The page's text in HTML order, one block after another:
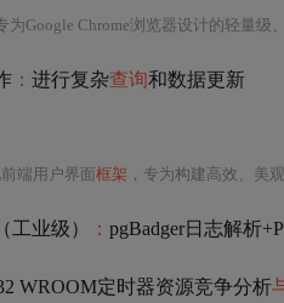
量级、高实用性扩展程序（CRX格式），其核心功能聚焦于**快速定位并重新加载用
： 进行复杂查询和数据更新
端用户界面框架 ，专为构建高效、美
工业级） ： pgBadger日志解析
WROOM定时器资源竞争分析